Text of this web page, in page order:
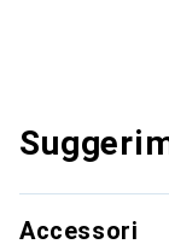
Accessori